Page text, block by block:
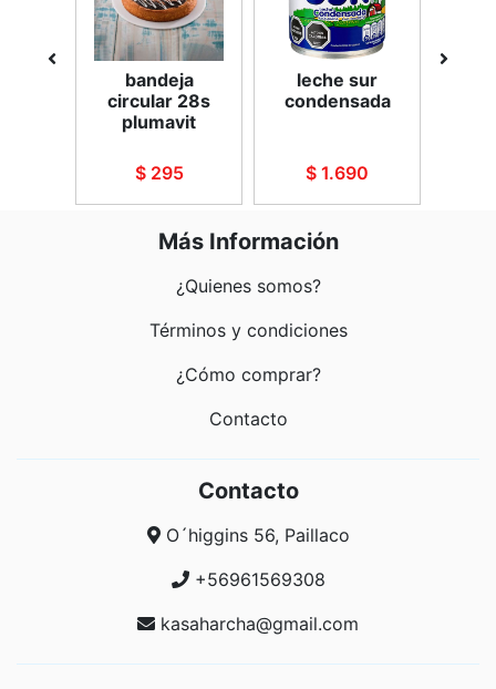
bandeja
circular 28s
plumavit
$ 295
leche sur
condensada
$ 1.690
Más Información
¿Quienes somos?
Términos y condiciones
¿Cómo comprar?
Contacto
Contacto
O´higgins 56, Paillaco
+56961569308
kasaharcha@gmail.com